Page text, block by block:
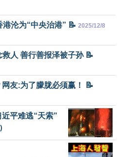
沦为“中央治港” 📝 2025/12/8
人 善行善报泽被子孙 📝
友:为了朦胧必须赢！ 📝
平难逃“天索”